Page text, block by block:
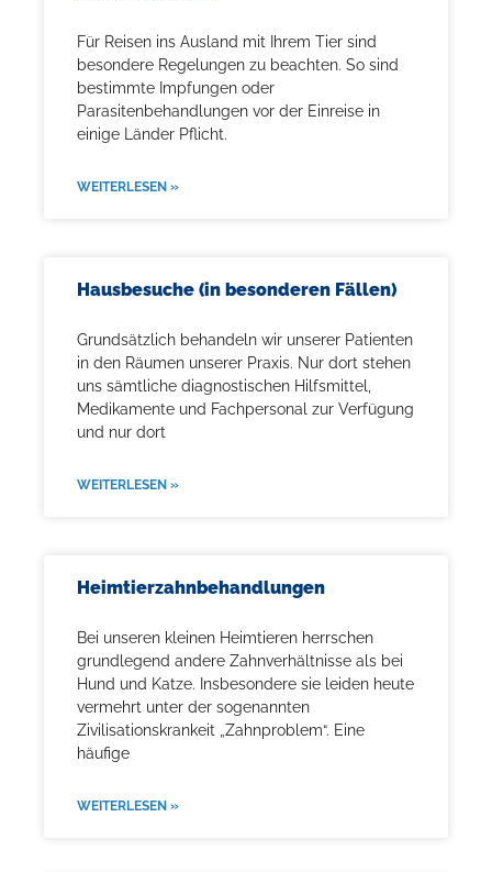
Für Reisen ins Ausland mit Ihrem Tier sind
besondere Regelungen zu beachten. So sind
bestimmte Impfungen oder
Parasitenbehandlungen vor der Einreise in
einige Länder Pflicht.
WEITERLESEN »
Hausbesuche (in besonderen Fällen)
Grundsätzlich behandeln wir unserer Patienten
in den Räumen unserer Praxis. Nur dort stehen
uns sämtliche diagnostischen Hilfsmittel,
Medikamente und Fachpersonal zur Verfügung
und nur dort
WEITERLESEN »
Heimtierzahnbehandlungen
Bei unseren kleinen Heimtieren herrschen
grundlegend andere Zahnverhältnisse als bei
Hund und Katze. Insbesondere sie leiden heute
vermehrt unter der sogenannten
Zivilisationskrankeit „Zahnproblem“. Eine
häufige
WEITERLESEN »